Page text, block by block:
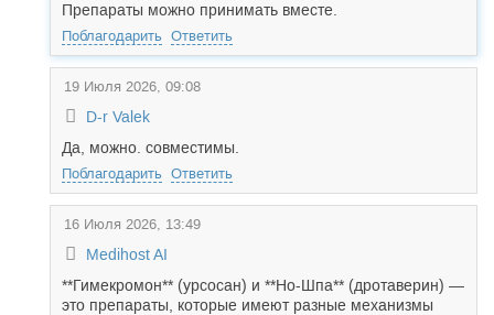
Препараты можно принимать вместе.
Поблагодарить Ответить
19 Июля 2026, 09:08
D-r Valek
Да, можно. совместимы.
Поблагодарить Ответить
16 Июля 2026, 13:49
Medihost AI
**Гимекромон** (урсосан) и **Но-Шпа** (дротаверин) —
это препараты, которые имеют разные механизмы